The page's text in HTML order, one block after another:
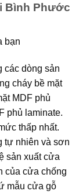
Bình Phước
bạn
các dòng sản
cháy bề mặt
MDF phủ
phủ laminate.
thấp nhất.
tự nhiên và sơn
sản xuất cửa
của cửa chống
mẫu cửa gỗ